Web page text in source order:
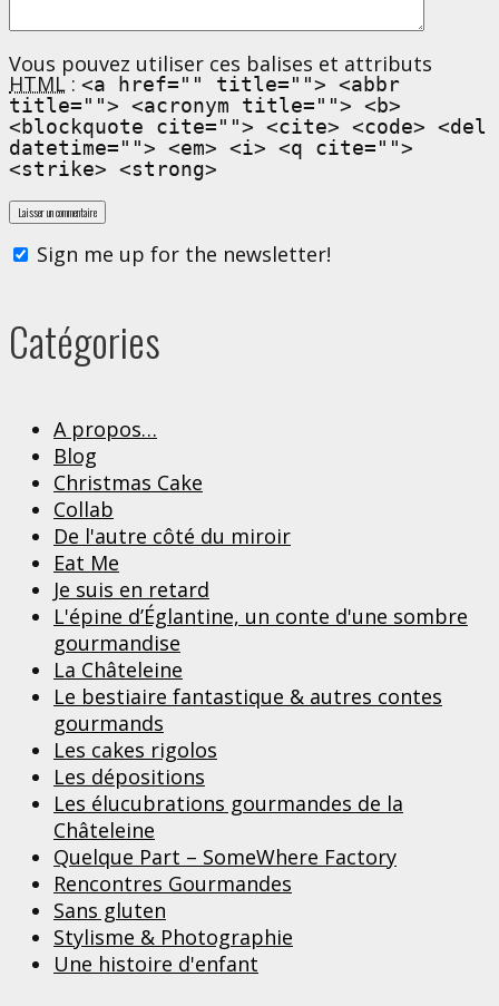
Vous pouvez utiliser ces balises et attributs
HTML : <a href="" title=""> <abbr
title=""> <acronym title=""> <b>
<blockquote cite=""> <cite> <code> <del
datetime=""> <em> <i> <q cite="">
<strike> <strong>
Sign me up for the newsletter!
Catégories
A propos…
Blog
Christmas Cake
Collab
De l'autre côté du miroir
Eat Me
Je suis en retard
L'épine d’Églantine, un conte d'une sombre
gourmandise
La Châteleine
Le bestiaire fantastique & autres contes
gourmands
Les cakes rigolos
Les dépositions
Les élucubrations gourmandes de la
Châteleine
Quelque Part – SomeWhere Factory
Rencontres Gourmandes
Sans gluten
Stylisme & Photographie
Une histoire d'enfant